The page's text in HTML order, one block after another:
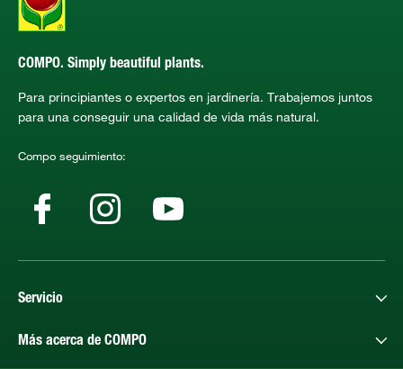
COMPO. Simply beautiful plants.
Para principiantes o expertos en jardinería. Trabajemos juntos
para una conseguir una calidad de vida más natural.
Compo seguimiento:
Servicio
Más acerca de COMPO